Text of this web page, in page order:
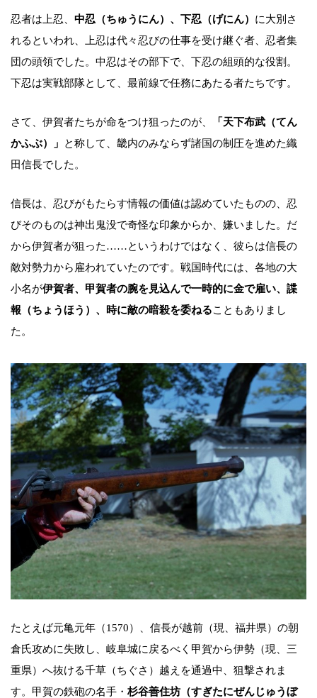
忍者は上忍、 中忍（ちゅうにん）、下忍（げにん） に大別さ
れるといわれ、上忍は代々忍びの仕事を受け継ぐ者、忍者集
団の頭領でした。中忍はその部下で、下忍の組頭的な役割。
下忍は実戦部隊として、最前線で任務にあたる者たちです。
さて、伊賀者たちが命をつけ狙ったのが、
「天下布武（てん
かふぶ）」
と称して、畿内のみならず諸国の制圧を進めた織
田信長でした。
信長は、忍びがもたらす情報の価値は認めていたものの、忍
びそのものは神出鬼没で奇怪な印象からか、嫌いました。だ
から伊賀者が狙った……というわけではなく、彼らは信長の
敵対勢力から雇われていたのです。戦国時代には、各地の大
小名が伊賀者、甲賀者の腕を見込んで一時的に金で雇い、諜
報（ちょうほう）、時に敵の暗殺を委ねることもありまし
た。
たとえば元亀元年（1570）、信長が越前（現、福井県）の朝
倉氏攻めに失敗し、岐阜城に戻るべく甲賀から伊勢（現、三
重県）へ抜ける千草（ちぐさ）越えを通過中、狙撃されま
す。甲賀の鉄砲の名手・ 杉谷善住坊（すぎたにぜんじゅうぼ